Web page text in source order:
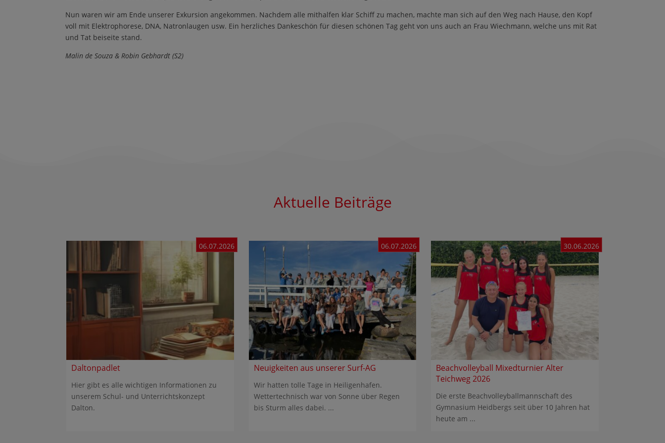
Nun waren wir am Ende unserer Exkursion angekommen. Nachdem alle mithalfen klar Schiff zu machen, machte man sich auf den Weg nach Hause, den Kopf
voll mit Elektrophorese, DNA, Natronlaugen usw. Ein herzliches Dankeschön für diesen schönen Tag geht von uns auch an Frau Wiechmann, welche uns mit Rat
und Tat beiseite stand.
Malin de Souza & Robin Gebhardt (S2)
Aktuelle Beiträge
Daltonpadlet
06.07.2026
Hier gibt es alle wichtigen Informationen zu
unserem Schul- und Unterrichtskonzept
Dalton.
Neuigkeiten aus unserer Surf-AG
06.07.2026
Wir hatten tolle Tage in Heiligenhafen.
Wettertechnisch war von Sonne über Regen
bis Sturm alles dabei. ...
Beachvolleyball Mixedturnier Alter
Teichweg 2026
30.06.2026
Die erste Beachvolleyballmannschaft des
Gymnasium Heidbergs seit über 10 Jahren hat
heute am ...